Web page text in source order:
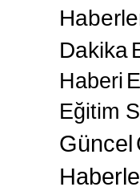
Dakika
Haberi
Eğitim
Güncel